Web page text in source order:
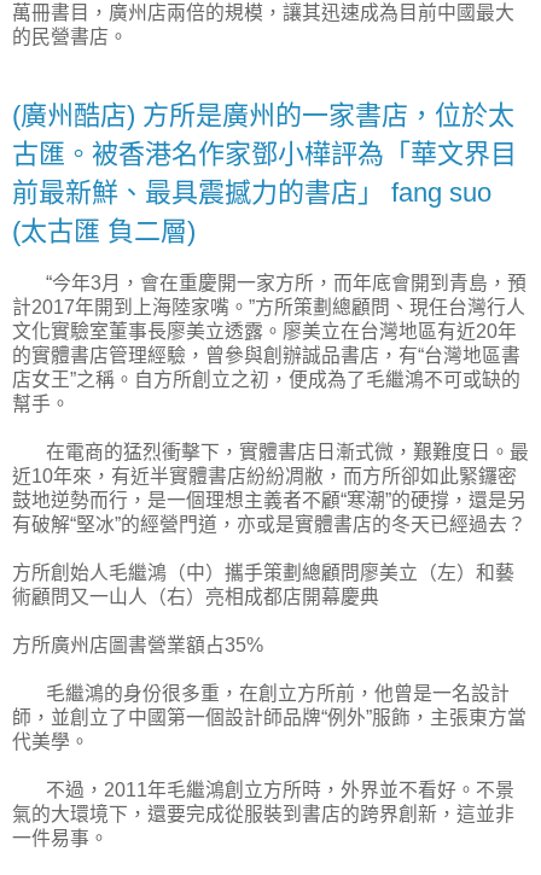
萬冊書目，廣州店兩倍的規模，讓其迅速成為目前中國最大
的民營書店。
(廣州酷店) 方所是廣州的一家書店，位於太
古匯。被香港名作家鄧小樺評為「華文界目
前最新鮮、最具震撼力的書店」 fang suo
(太古匯 負二層)
“今年3月，會在重慶開一家方所，而年底會開到青島，預
計2017年開到上海陸家嘴。”方所策劃總顧問、現任台灣行人
文化實驗室董事長廖美立透露。廖美立在台灣地區有近20年
的實體書店管理經驗，曾參與創辦誠品書店，有“台灣地區書
店女王”之稱。自方所創立之初，便成為了毛繼鴻不可或缺的
幫手。
在電商的猛烈衝擊下，實體書店日漸式微，艱難度日。最
近10年來，有近半實體書店紛紛凋敝，而方所卻如此緊鑼密
鼓地逆勢而行，是一個理想主義者不顧“寒潮”的硬撐，還是另
有破解“堅冰”的經營門道，亦或是實體書店的冬天已經過去？
方所創始人毛繼鴻（中）攜手策劃總顧問廖美立（左）和藝
術顧問又一山人（右）亮相成都店開幕慶典
方所廣州店圖書營業額占35%
毛繼鴻的身份很多重，在創立方所前，他曾是一名設計
師，並創立了中國第一個設計師品牌“例外”服飾，主張東方當
代美學。
不過，2011年毛繼鴻創立方所時，外界並不看好。不景
氣的大環境下，還要完成從服裝到書店的跨界創新，這並非
一件易事。